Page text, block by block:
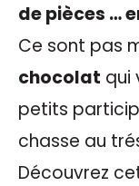
de pièces …
Ce sont pas
chocolat qui
petits
chasse au
Découvrez